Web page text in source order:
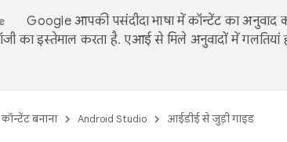
Google आपकी पसंदीदा भाषा में कॉन्टेंट का अनुवाद
का इस्तेमाल करता है. एआई से मिले अनुवादों में गलतियां
कॉन्टेंट बनाना Android Studio आईडीई से जुड़ी गाइड